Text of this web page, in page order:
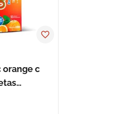
orange c
2grx10